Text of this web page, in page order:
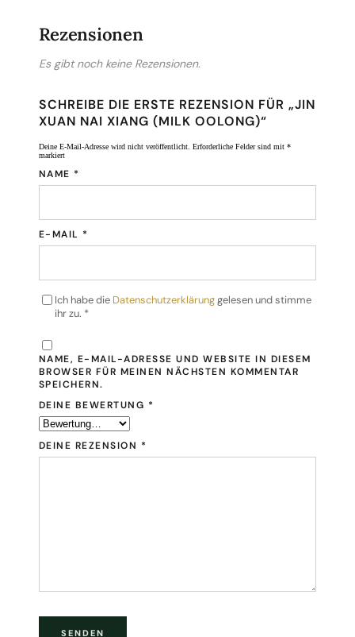
Rezensionen
Es gibt noch keine Rezensionen.
SCHREIBE DIE ERSTE REZENSION FÜR „JIN
XUAN NAI XIANG (MILK OOLONG)“
Deine E-Mail-Adresse wird nicht veröffentlicht. Erforderliche Felder sind mit *
markiert
NAME *
E-MAIL *
Ich habe die Datenschutzerklärunggelesen und stimme
ihr zu. *
NAME, E-MAIL-ADRESSE UND WEBSITE IN DIESEM
BROWSER FÜR MEINEN NÄCHSTEN KOMMENTAR
SPEICHERN.
DEINE BEWERTUNG *
DEINE REZENSION *